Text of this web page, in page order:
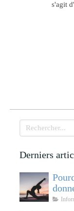
s'agit
Rechercher
Derniers